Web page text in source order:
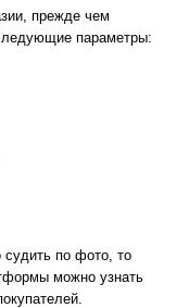
прежде чем
параметры:
по фото, то
можно узнать